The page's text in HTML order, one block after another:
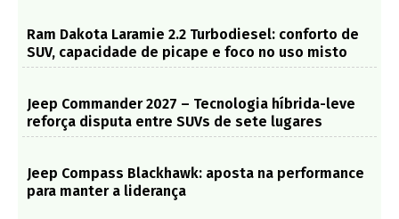
Ram Dakota Laramie 2.2 Turbodiesel: conforto de
SUV, capacidade de picape e foco no uso misto
Jeep Commander 2027 – Tecnologia híbrida-leve
reforça disputa entre SUVs de sete lugares
Jeep Compass Blackhawk: aposta na performance
para manter a liderança